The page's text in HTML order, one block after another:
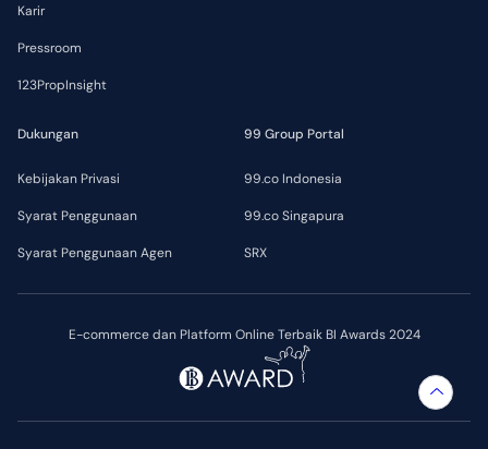
E-commerce dan Platform Online Terbaik BI Awards 2024
Karir
Pressroom
123PropInsight
Dukungan
Kebijakan Privasi
Syarat Penggunaan
Syarat Penggunaan Agen
99 Group Portal
99.co Indonesia
99.co Singapura
SRX